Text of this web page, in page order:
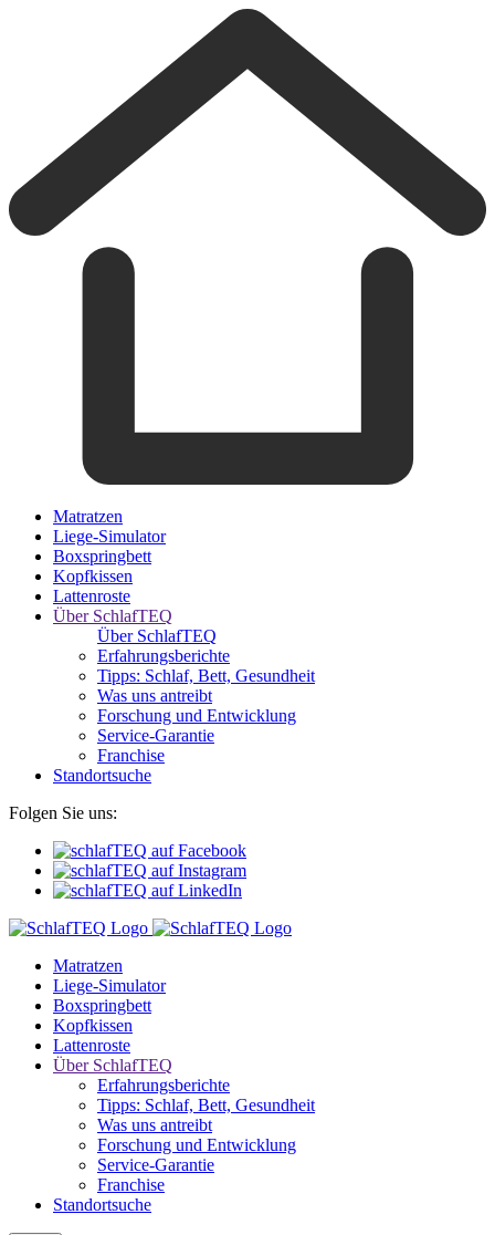
Matratzen
Liege-Simulator
Boxspringbett
Kopfkissen
Lattenroste
Über SchlafTEQ
Über SchlafTEQ
Erfahrungsberichte
Tipps: Schlaf, Bett, Gesundheit
Was uns antreibt
Forschung und Entwicklung
Service-Garantie
Franchise
Standortsuche
Folgen Sie uns:
Matratzen
Liege-Simulator
Boxspringbett
Kopfkissen
Lattenroste
Über SchlafTEQ
Erfahrungsberichte
Tipps: Schlaf, Bett, Gesundheit
Was uns antreibt
Forschung und Entwicklung
Service-Garantie
Franchise
Standortsuche